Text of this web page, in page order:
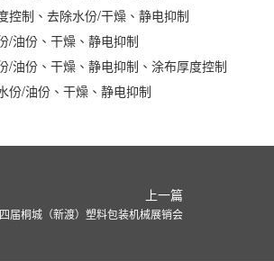
控制、去除水份/干燥、静电抑制
/油份、干燥、静电抑制
/油份、干燥、静电抑制、涂布厚度控制
份/油份、干燥、静电抑制
上一篇
届桐城（新渡）塑料包装机械展销会